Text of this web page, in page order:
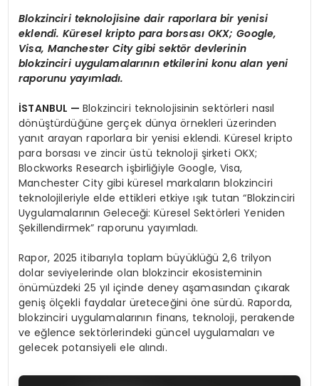
Blokzinciri teknolojisine dair raporlara bir yenisi
eklendi. Küresel kripto para borsası OKX; Google,
Visa, Manchester City gibi sektör devlerinin
blokzinciri uygulamalarının etkilerini konu alan yeni
raporunu yayımladı.
İSTANBUL —Blokzinciri teknolojisinin sektörleri nasıl
dönüştürdüğüne gerçek dünya örnekleri üzerinden
yanıt arayan raporlara bir yenisi eklendi. Küresel kripto
para borsası ve zincir üstü teknoloji şirketi OKX;
Blockworks Research işbirliğiyle Google, Visa,
Manchester City gibi küresel markaların blokzinciri
teknolojileriyle elde ettikleri etkiye ışık tutan “Blokzinciri
Uygulamalarının Geleceği: Küresel Sektörleri Yeniden
Şekillendirmek” raporunu yayımladı.
Rapor, 2025 itibarıyla toplam büyüklüğü 2,6 trilyon
dolar seviyelerinde olan blokzincir ekosisteminin
önümüzdeki 25 yıl içinde deney aşamasından çıkarak
geniş ölçekli faydalar üreteceğini öne sürdü. Raporda,
blokzinciri uygulamalarının finans, teknoloji, perakende
ve eğlence sektörlerindeki güncel uygulamaları ve
gelecek potansiyeli ele alındı.